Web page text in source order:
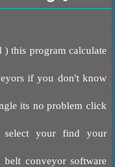
) this program
if you don't
angle its no problem
select your find
on belt conveyor